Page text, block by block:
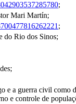
;
Mari Martín;
;
do Rio dos Sinos;
e a guerra civil como
e controle de